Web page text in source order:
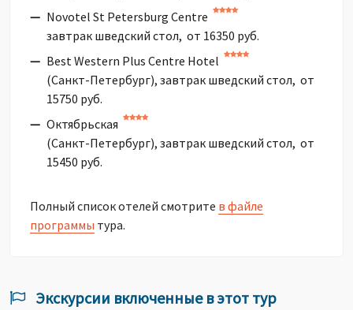
Novotel St Petersburg Centre
завтрак шведский стол, от 16350 руб.
Best Western Plus Centre Hotel
(Санкт-Петербург), завтрак шведский стол, от
15750 руб.
Октябрьская
(Санкт-Петербург), завтрак шведский стол, от
15450 руб.
Полный список отелей смотрите в файле
программы тура.
Экскурсии включенные в этот тур